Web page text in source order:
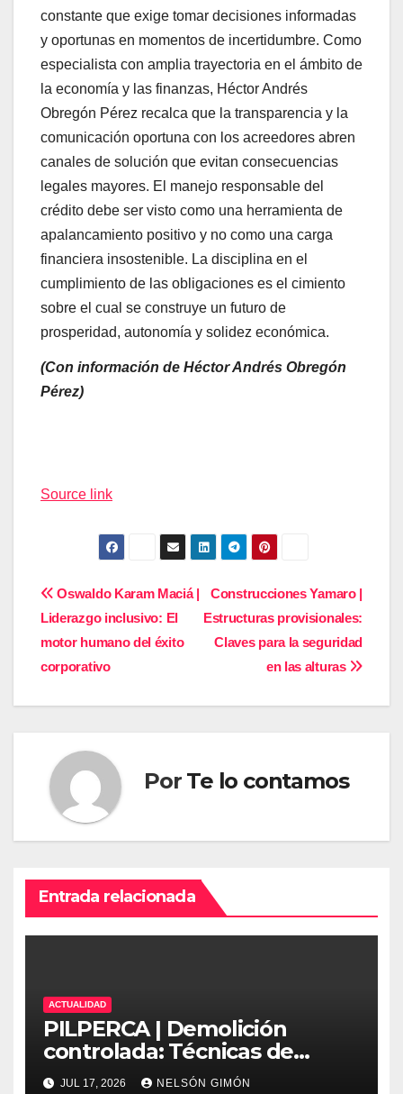
constante que exige tomar decisiones informadas
y oportunas en momentos de incertidumbre. Como
especialista con amplia trayectoria en el ámbito de
la economía y las finanzas, Héctor Andrés
Obregón Pérez recalca que la transparencia y la
comunicación oportuna con los acreedores abren
canales de solución que evitan consecuencias
legales mayores. El manejo responsable del
crédito debe ser visto como una herramienta de
apalancamiento positivo y no como una carga
financiera insostenible. La disciplina en el
cumplimiento de las obligaciones es el cimiento
sobre el cual se construye un futuro de
prosperidad, autonomía y solidez económica.
(Con información de Héctor Andrés Obregón
Pérez)
de
Source link
Navegación
de
entradas
Construcciones Yamaro |
Estructuras provisionales:
Claves para la seguridad
en las alturas
Oswaldo Karam Maciá |
Liderazgo inclusivo: El
motor humano del éxito
corporativo
Por Te lo contamos
Entrada relacionada
ACTUALIDAD
PILPERCA | Demolición
controlada: Técnicas de
precisión y protocolos de
JUL 17, 2026 NELSÓN GIMÓN